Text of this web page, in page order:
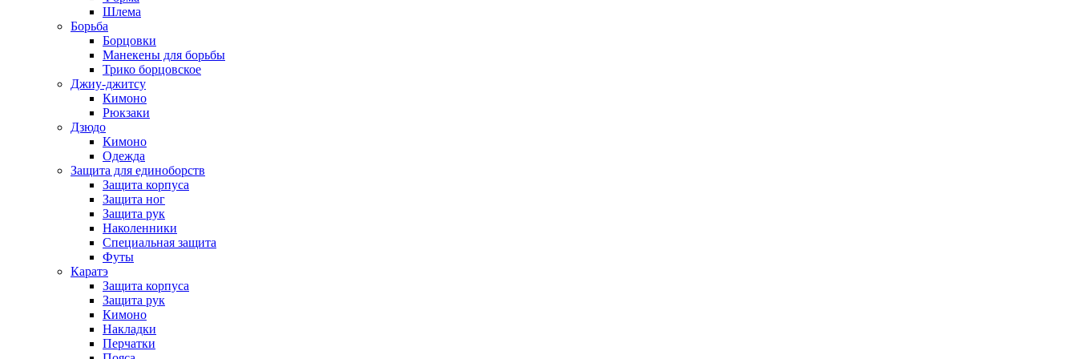
Шлема
Борьба
Борцовки
Манекены для борьбы
Трико борцовское
Джиу-джитсу
Кимоно
Рюкзаки
Дзюдо
Кимоно
Одежда
Защита для единоборств
Защита корпуса
Защита ног
Защита рук
Наколенники
Специальная защита
Футы
Каратэ
Защита корпуса
Защита рук
Кимоно
Накладки
Перчатки